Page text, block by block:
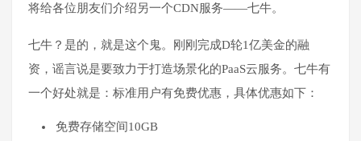
将给各位朋友们介绍另一个CDN服务——七牛。
七牛？是的，就是这个鬼。刚刚完成D轮1亿美金的融
资，谣言说是要致力于打造场景化的PaaS云服务。七牛有
一个好处就是：标准用户有免费优惠，具体优惠如下：
免费存储空间10GB